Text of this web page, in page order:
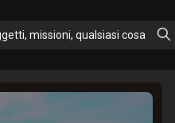
missioni, qualsiasi cosa